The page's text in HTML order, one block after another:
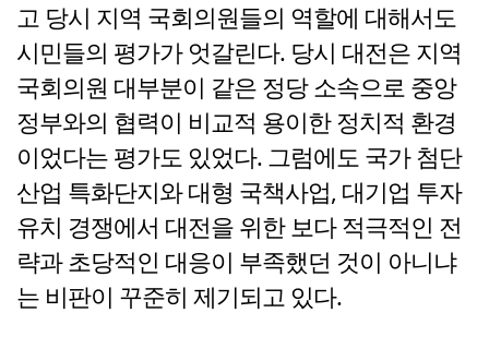
고 당시 지역 국회의원들의 역할에 대해서도
시민들의 평가가 엇갈린다. 당시 대전은 지역
국회의원 대부분이 같은 정당 소속으로 중앙
정부와의 협력이 비교적 용이한 정치적 환경
이었다는 평가도 있었다. 그럼에도 국가 첨단
산업 특화단지와 대형 국책사업, 대기업 투자
유치 경쟁에서 대전을 위한 보다 적극적인 전
략과 초당적인 대응이 부족했던 것이 아니냐
는 비판이 꾸준히 제기되고 있다.